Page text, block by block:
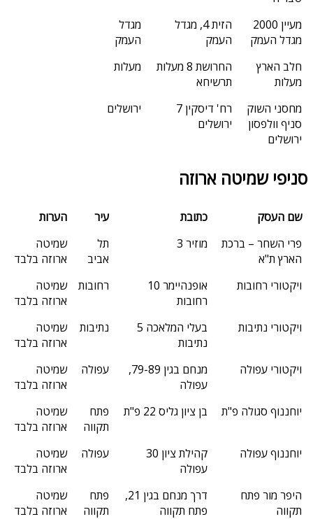
מעיין 2000
מגדל העמק
הזית 4, מגדל
העמק
מגדל
העמק
חלב הארץ
מעלות
החרושת 8 מעלות
תרשיחא
מעלות
מחסני השוק
סניף וולפסון
ירושלים
רח' דיסקין 7
ירושלים
ירושלים
סניפי שמיטה ארוזה
שם העסק כתובת עיר
הערות
פרי השחר – ברכת
הארץ ת"א
מוזיר 3
תל
אביב
שמיטה
ארוזה בלבד
ויקטורי רחובות
אופנהיימר 10
רחובות
רחובות
שמיטה
ארוזה בלבד
ויקטורי נתיבות
בעלי המלאכה 5
נתיבות
נתיבות
שמיטה
ארוזה בלבד
ויקטורי עפולה
מנחם בגין 79-89,
עפולה
עפולה
שמיטה
ארוזה בלבד
יוחננוף סגולה פ"ת
בן ציון גליס 22 פ"ת
פתח
תקווה
שמיטה
ארוזה בלבד
יוחננוף עפולה
קהילת ציון 30
עפולה
עפולה
שמיטה
ארוזה בלבד
היפר מור פתח
תקווה
דרך מנחם בגין 21,
פתח תקווה
פתח
תקווה
שמיטה
ארוזה בלבד